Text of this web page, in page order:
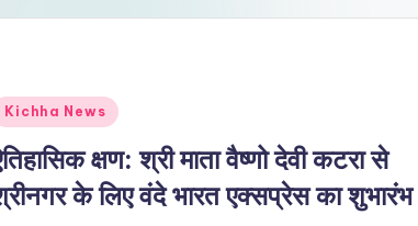
Kichha News
क्षण: श्री माता वैष्णो देवी कटरा से
के लिए वंदे भारत एक्सप्रेस का शुभारंभ